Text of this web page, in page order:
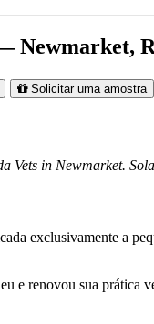
Newmarket,
Solicitar uma amostra
Vets in Newmarket.
exclusivamente a
e renovou sua prática